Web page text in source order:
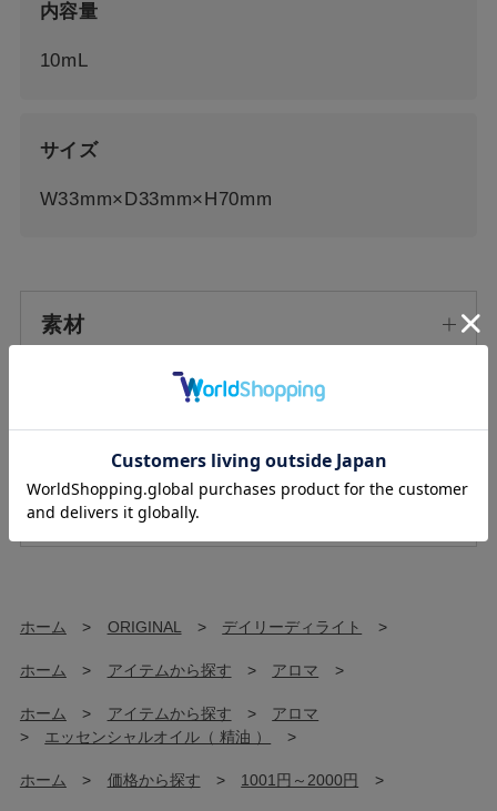
内容量
10mL
サイズ
W33mm×D33mm×H70mm
素材
使用上の注意
ホーム > ORIGINAL > デイリーディライト >
ホーム > アイテムから探す > アロマ >
ホーム > アイテムから探す >
アロマ
>
エッセンシャルオイル（ 精油 ） >
ホーム > 価格から探す > 1001円～2000円 >